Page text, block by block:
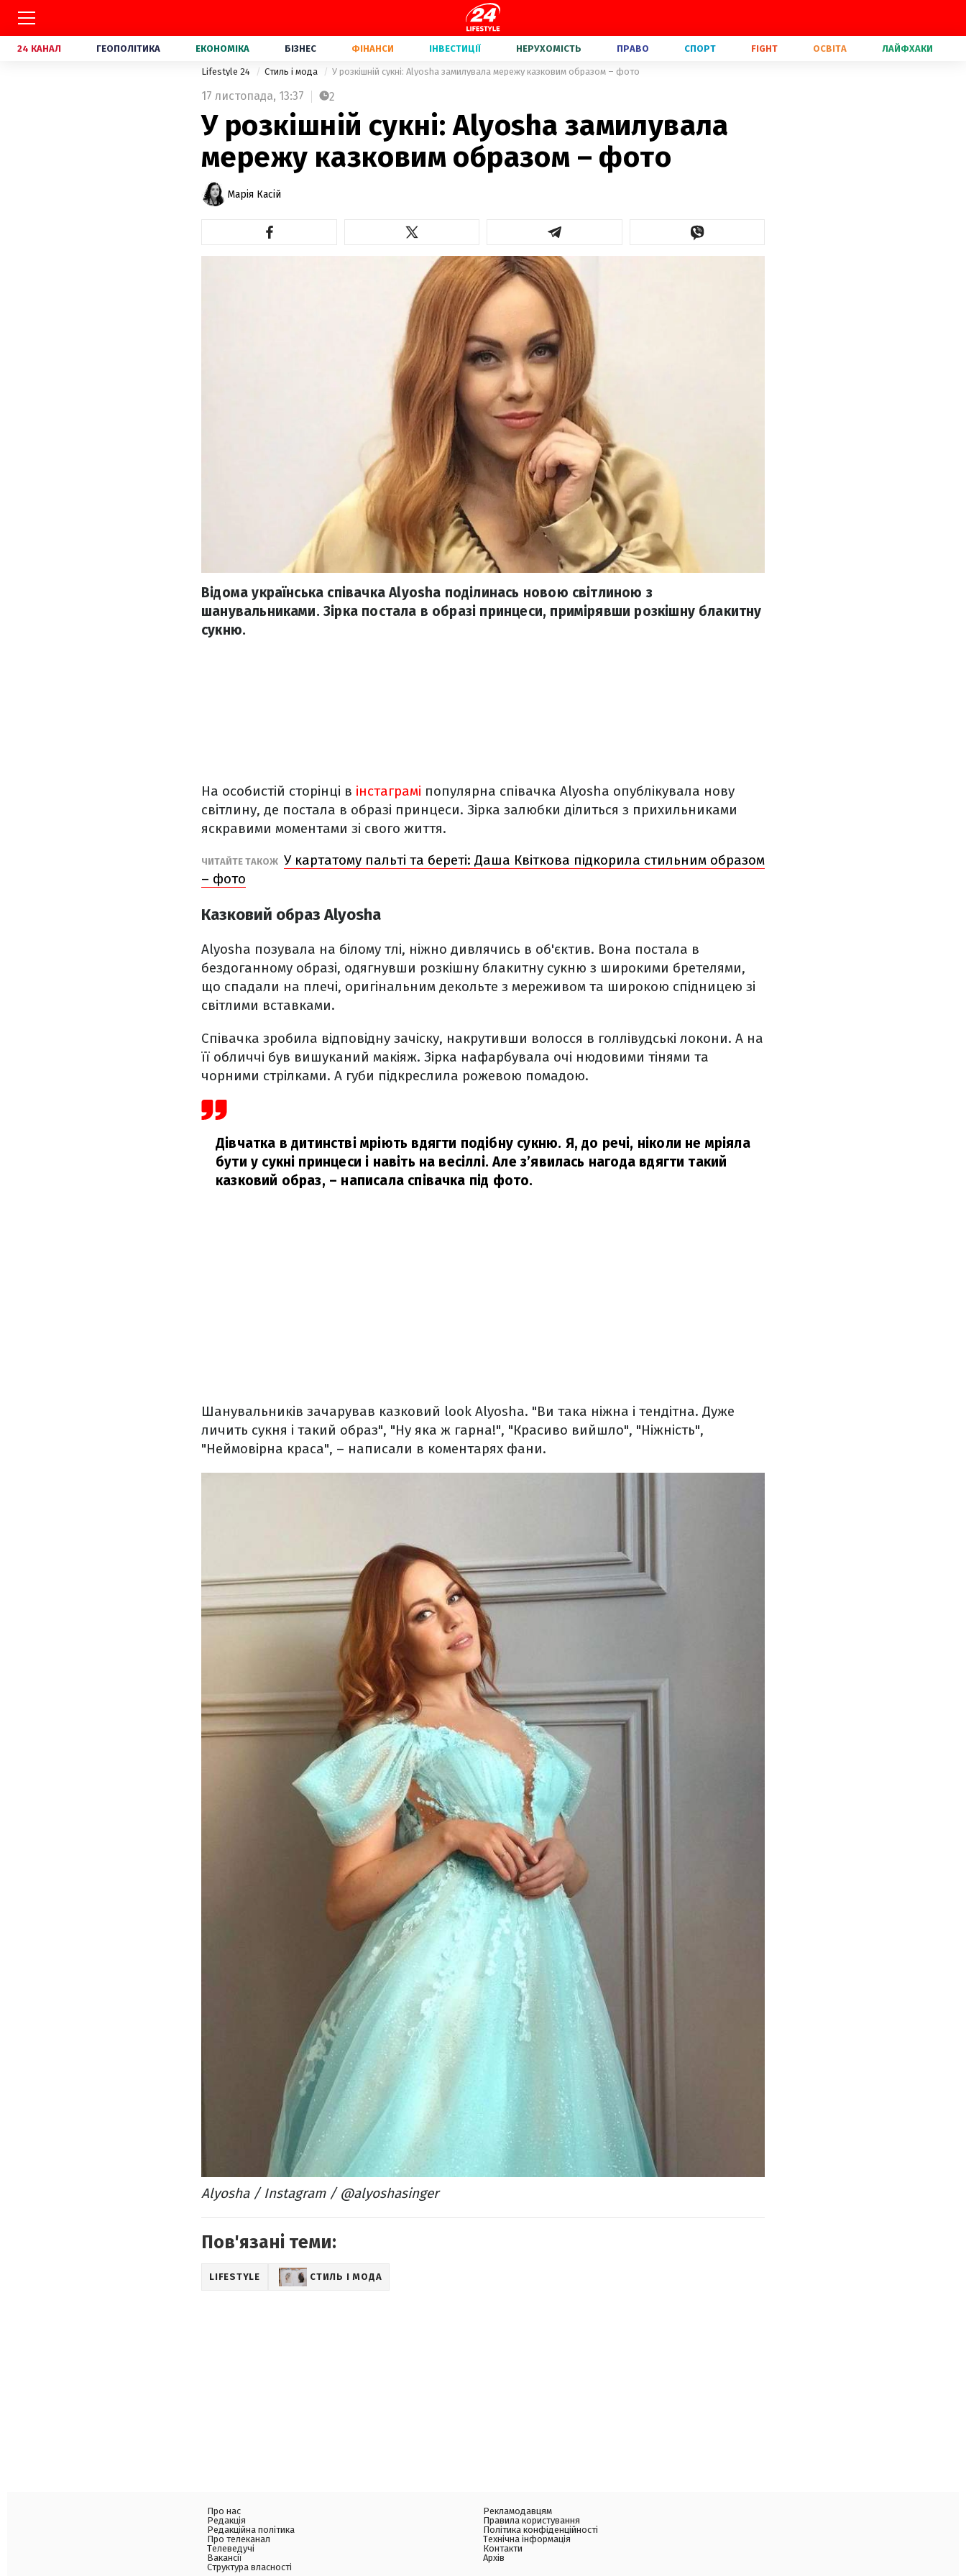
24 КАНАЛ ГЕОПОЛІТИКА ЕКОНОМІКА БІЗНЕС ФІНАНСИ ІНВЕСТИЦІЇ НЕРУХОМІСТЬ ПРАВО СПОРТ FIGHT ОСВІТА ЛАЙФХАКИ
Lifestyle 24 Стиль і мода У розкішній сукні: Alyosha замилувала мережу казковим образом – фото
17 листопада, 13:37 2
У розкішній сукні: Alyosha замилувала
мережу казковим образом – фото
Марія Касій
Відома українська співачка Alyosha поділинась новою світлиною з
шанувальниками. Зірка постала в образі принцеси, примірявши розкішну блакитну
сукню.
На особистій сторінці в інстаграмі популярна співачка Alyosha опублікувала нову
світлину, де постала в образі принцеси. Зірка залюбки ділиться з прихильниками
яскравими моментами зі свого життя.
ЧИТАЙТЕ ТАКОЖ У картатому пальті та береті: Даша Квіткова підкорила стильним образом
– фото
Казковий образ Alyosha
Alyosha позувала на білому тлі, ніжно дивлячись в об'єктив. Вона постала в
бездоганному образі, одягнувши розкішну блакитну сукню з широкими бретелями,
що спадали на плечі, оригінальним декольте з мереживом та широкою спідницею зі
світлими вставками.
Співачка зробила відповідну зачіску, накрутивши волосся в голлівудські локони. А на
її обличчі був вишуканий макіяж. Зірка нафарбувала очі нюдовими тінями та
чорними стрілками. А губи підкреслила рожевою помадою.
Дівчатка в дитинстві мріють вдягти подібну сукню. Я, до речі, ніколи не мріяла
бути у сукні принцеси і навіть на весіллі. Але з’явилась нагода вдягти такий
казковий образ, – написала співачка під фото.
Шанувальників зачарував казковий look Alyosha. "Ви така ніжна і тендітна. Дуже
личить сукня і такий образ", "Ну яка ж гарна!", "Красиво вийшло", "Ніжність",
"Неймовірна краса", – написали в коментарях фани.
Alyosha / Instagram / @alyoshasinger
Пов'язані теми:
LIFESTYLE СТИЛЬ І МОДА
Про нас
Редакція
Редакційна політика
Про телеканал
Телеведучі
Вакансії
Структура власності
Рекламодавцям
Правила користування
Політика конфіденційності
Технічна інформація
Контакти
Архів